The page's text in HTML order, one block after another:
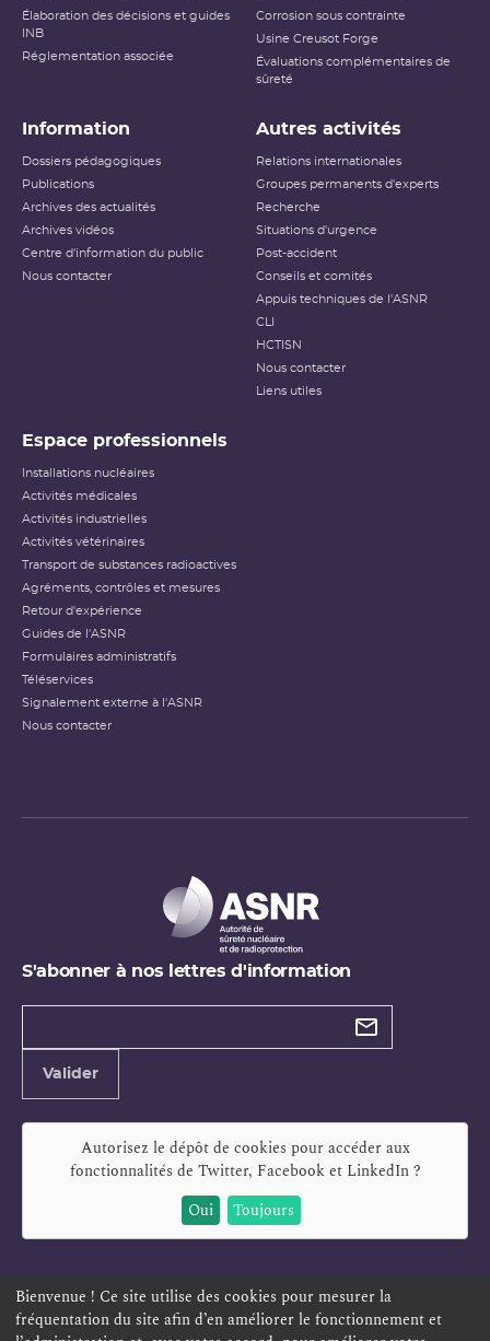
Élaboration des décisions et guides
INB
Réglementation associée
Corrosion sous contrainte
Usine Creusot Forge
Évaluations complémentaires de
sûreté
Information
Dossiers pédagogiques
Publications
Archives des actualités
Archives vidéos
Centre d'information du public
Nous contacter
Autres activités
Relations internationales
Groupes permanents d'experts
Recherche
Situations d'urgence
Post-accident
Conseils et comités
Appuis techniques de l'ASNR
CLI
HCTISN
Nous contacter
Liens utiles
Espace professionnels
Installations nucléaires
Activités médicales
Activités industrielles
Activités vétérinaires
Transport de substances radioactives
Agréments, contrôles et mesures
Retour d'expérience
Guides de l'ASNR
Formulaires administratifs
Téléservices
Signalement externe à l'ASNR
Nous contacter
S'abonner à nos lettres d'information
Types de
Valider
Autorisez le dépôt de cookies pour accéder aux
fonctionnalités de Twitter, Facebook et LinkedIn?
Oui
Toujours
ESPACE PERSONNEL OFFRES D'EMPLOI SIGNALEMENT
Bienvenue ! Ce site utilise des cookies pour mesurer la
fréquentation du site afin d’en améliorer le fonctionnement et